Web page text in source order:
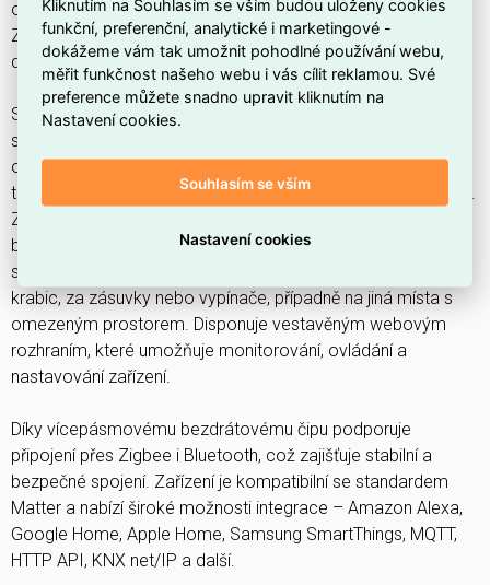
ovládání elektrických zařízení. Podporuje Wi-Fi, Bluetooth,
Zigbee i Matter a lze jej snadno integrovat do chytré
domácnosti.
Shelly 1 Gen4 je kompaktní inteligentní spínací modul se
suchými (beznapěťovými) kontakty, který umožňuje dálkové
ovládání elektrických zařízení prostřednictvím mobilního
telefonu, tabletu, počítače nebo systému chytré domácnosti.
Zařízení může pracovat samostatně v místní Wi-Fi síti nebo
být ovládáno prostřednictvím cloudových služeb. Lze jej
snadno nainstalovat do standardních elektroinstalačních
krabic, za zásuvky nebo vypínače, případně na jiná místa s
omezeným prostorem. Disponuje vestavěným webovým
rozhraním, které umožňuje monitorování, ovládání a
nastavování zařízení.
Díky vícepásmovému bezdrátovému čipu podporuje
připojení přes Zigbee i Bluetooth, což zajišťuje stabilní a
bezpečné spojení. Zařízení je kompatibilní se standardem
Matter a nabízí široké možnosti integrace – Amazon Alexa,
Google Home, Apple Home, Samsung SmartThings, MQTT,
HTTP API, KNX net/IP a další.
Kliknutím na Souhlasím se vším budou uloženy cookies
funkční, preferenční, analytické i marketingové -
dokážeme vám tak umožnit pohodlné používání webu,
měřit funkčnost našeho webu i vás cílit reklamou. Své
preference můžete snadno upravit kliknutím na
Nastavení cookies.
Souhlasím se vším
Nastavení cookies